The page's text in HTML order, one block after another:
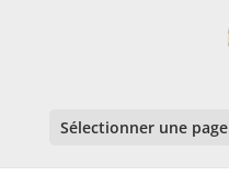
Sélectionner une page